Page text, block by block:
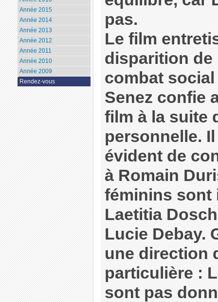
pas.
Le film
disparition de
combat social
Senez confie
film à la suite
personnelle.
évident de
à Romain
féminins sont
Laetitia
Lucie Debay.
une direction
particulière :
sont pas
Année 2015
Année 2014
Année 2013
Année 2012
Année 2011
Année 2010
Année 2009
Rendez-vous